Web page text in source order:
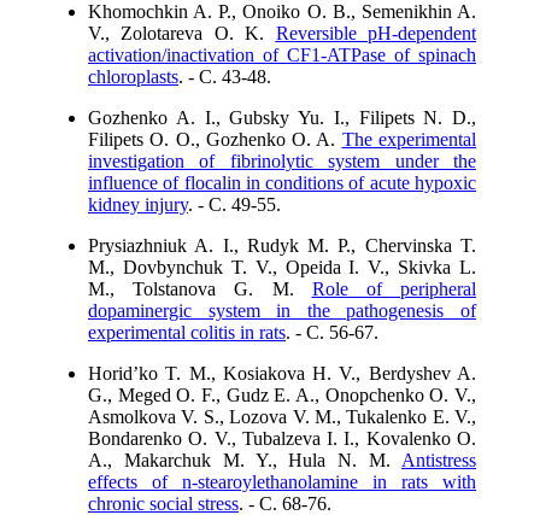
Khomochkin A. P., Onoiko O. B., Semenikhin A.
V., Zolotareva O. K. Reversible pH-dependent
activation/inactivation of CF1-ATPase of spinach
chloroplasts. - C. 43-48.
Gozhenko A. I., Gubsky Yu. I., Filipets N. D.,
Filipets О. О., Gozhenko O. A. The experimental
investigation of fibrinolytic system under the
influence of flocalin in conditions of acute hypoxic
kidney injury. - C. 49-55.
Prysiazhniuk A. I., Rudyk M. P., Chervinska T.
M., Dovbynchuk T. V., Opeida I. V., Skivka L.
M., Tolstanova G. M. Role of peripheral
dopaminergic system in the pathogenesis of
experimental colitis in rats. - C. 56-67.
Horid’ko T. M., Kosiakova H. V., Berdyshev A.
G., Meged O. F., Gudz E. A., Onopchenko O. V.,
Asmolkova V. S., Lozova V. M., Tukalenko E. V.,
Bondarenko O. V., Tubalzeva I. I., Kovalenko О.
А., Makarchuk M. Y., Hula N. M. Antistress
effects of n-stearoylethanolamine in rats with
chronic social stress. - C. 68-76.